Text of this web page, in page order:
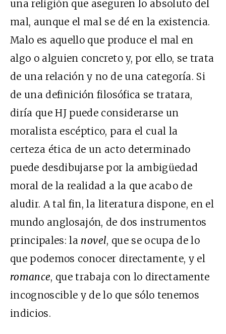
una religión que aseguren lo absoluto del
mal, aunque el mal se dé en la existencia.
Malo es aquello que produce el mal en
algo o alguien concreto y, por ello, se trata
de una relación y no de una categoría. Si
de una definición filosófica se tratara,
diría que HJ puede considerarse un
moralista escéptico, para el cual la
certeza ética de un acto determinado
puede desdibujarse por la ambigüedad
moral de la realidad a la que acabo de
aludir. A tal fin, la literatura dispone, en el
mundo anglosajón, de dos instrumentos
principales: la novel, que se ocupa de lo
que podemos conocer directamente, y el
romance, que trabaja con lo directamente
incognoscible y de lo que sólo tenemos
indicios.